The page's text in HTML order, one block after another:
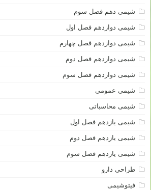
شیمی دهم فصل سوم
شیمی دوازدهم فصل اول
شیمی دوازدهم فصل چهارم
شیمی دوازدهم فصل دوم
شیمی دوازدهم فصل سوم
شیمی عمومی
شیمی محاسباتی
شیمی یازدهم فصل اول
شیمی یازدهم فصل دوم
شیمی یازدهم فصل سوم
طراحی دارو
فیتوشیمی